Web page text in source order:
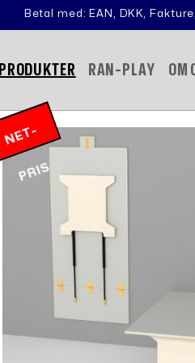
Betal med: EAN, DKK,
PRODUKTER RAN-PLAY OM
N
E
T
-
P
RI
S